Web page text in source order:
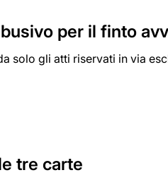
per il finto
solo gli atti riservati in via
tre carte